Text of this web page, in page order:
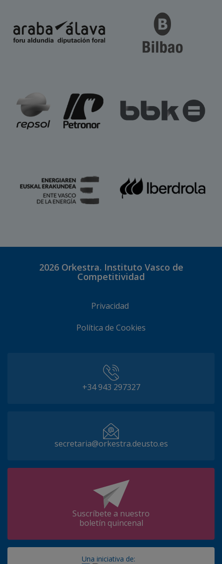
2026 Orkestra. Instituto Vasco de
Competitividad
Privacidad
Política de Cookies
+34 943 297327
secretaria@orkestra.deusto.es
Suscríbete a nuestro
boletín quincenal
Una iniciativa de: